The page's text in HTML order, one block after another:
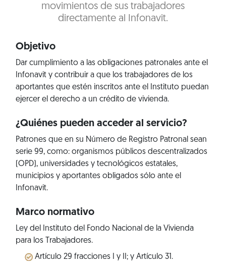
movimientos de sus trabajadores
directamente al Infonavit.
Objetivo
Dar cumplimiento a las obligaciones patronales ante el
Infonavit y contribuir a que los trabajadores de los
aportantes que estén inscritos ante el Instituto puedan
ejercer el derecho a un crédito de vivienda.
¿Quiénes pueden acceder al servicio?
Patrones que en su Número de Registro Patronal sean
serie 99, como: organismos públicos descentralizados
(OPD), universidades y tecnológicos estatales,
municipios y aportantes obligados sólo ante el
Infonavit.
Marco normativo
Ley del Instituto del Fondo Nacional de la Vivienda
para los Trabajadores.
Artículo 29 fracciones I y II; y Artículo 31.